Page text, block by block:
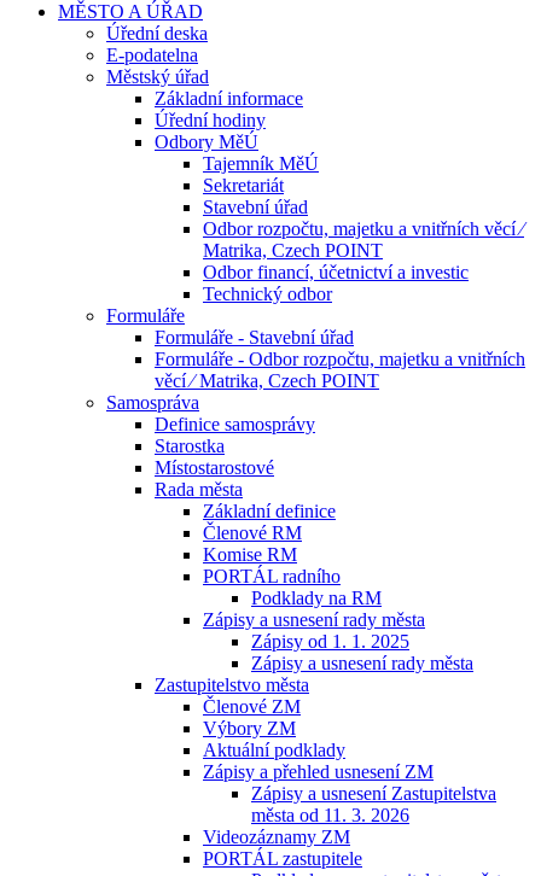
MĚSTO A ÚŘAD
Úřední deska
E-podatelna
Městský úřad
Základní informace
Úřední hodiny
Odbory MěÚ
Tajemník MěÚ
Sekretariát
Stavební úřad
Odbor rozpočtu, majetku a vnitřních věcí ⁄
Matrika, Czech POINT
Odbor financí, účetnictví a investic
Technický odbor
Formuláře
Formuláře - Stavební úřad
Formuláře - Odbor rozpočtu, majetku a vnitřních
věcí ⁄ Matrika, Czech POINT
Samospráva
Definice samosprávy
Starostka
Místostarostové
Rada města
Základní definice
Členové RM
Komise RM
PORTÁL radního
Podklady na RM
Zápisy a usnesení rady města
Zápisy od 1. 1. 2025
Zápisy a usnesení rady města
Zastupitelstvo města
Členové ZM
Výbory ZM
Aktuální podklady
Zápisy a přehled usnesení ZM
Zápisy a usnesení Zastupitelstva
města od 11. 3. 2026
Videozáznamy ZM
PORTÁL zastupitele